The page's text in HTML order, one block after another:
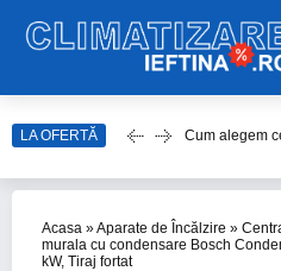
LA OFERTĂ
Care este cel
Top Aparate
Accesorii Aer
Acasa »Aparate de Încălzire »
murala cu condensare Bosch
kW, Tiraj fortat